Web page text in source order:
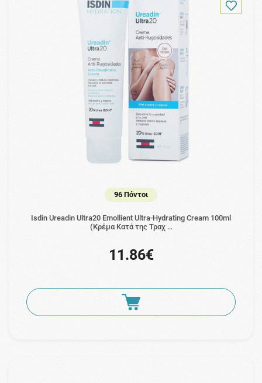
96 Πόντοι
Isdin Ureadin Ultra20 Emollient Ultra-Hydrating Cream 100ml
(Κρέμα Κατά της Τραχ …
11.86€